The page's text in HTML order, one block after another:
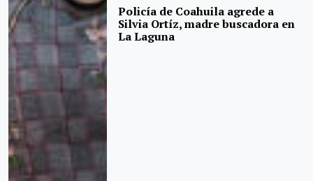
Policía de Coahuila agrede a
Silvia Ortíz, madre buscadora en
La Laguna